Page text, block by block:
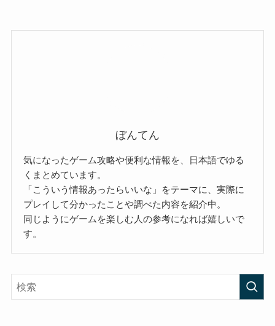
ぼんてん
気になったゲーム攻略や便利な情報を、日本語でゆる
くまとめています。
「こういう情報あったらいいな」をテーマに、実際に
プレイして分かったことや調べた内容を紹介中。
同じようにゲームを楽しむ人の参考になれば嬉しいで
す。